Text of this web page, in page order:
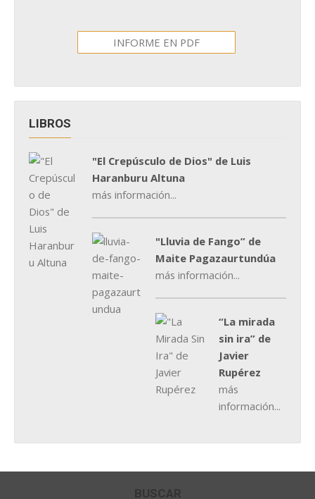
INFORME EN PDF
LIBROS
"El Crepúsculo de Dios" de Luis
Haranburu Altuna
más información...
"Lluvia de Fango” de
Maite Pagazaurtundúa
más información...
“La mirada
sin ira” de
Javier
Rupérez
más
información...
BUSCAR